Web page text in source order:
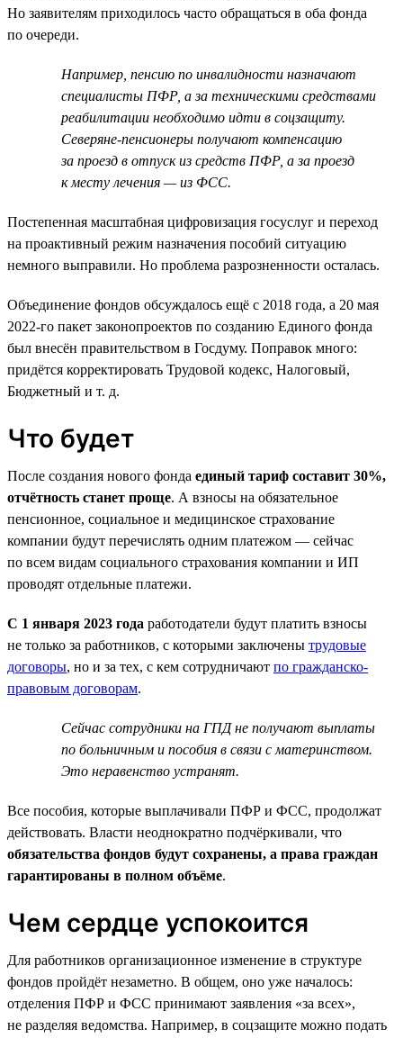
Но заявителям приходилось часто обращаться в оба фонда
по очереди.
Например, пенсию по инвалидности назначают
специалисты ПФР, а за техническими средствами
реабилитации необходимо идти в соцзащиту.
Северяне-пенсионеры получают компенсацию
за проезд в отпуск из средств ПФР, а за проезд
к месту лечения — из ФСС.
Постепенная масштабная цифровизация госуслуг и переход
на проактивный режим назначения пособий ситуацию
немного выправили. Но проблема разрозненности осталась.
Объединение фондов обсуждалось ещё с 2018 года, а 20 мая
2022-го пакет законопроектов по созданию Единого фонда
был внесён правительством в Госдуму. Поправок много:
придётся корректировать Трудовой кодекс, Налоговый,
Бюджетный и т. д.
Что будет
После создания нового фонда единый тариф составит 30%,
отчётность станет проще. А взносы на обязательное
пенсионное, социальное и медицинское страхование
компании будут перечислять одним платежом — сейчас
по всем видам социального страхования компании и ИП
проводят отдельные платежи.
С 1 января 2023 года работодатели будут платить взносы
не только за работников, с которыми заключены трудовые
договоры, но и за тех, с кем сотрудничают по гражданско-
правовым договорам.
Сейчас сотрудники на ГПД не получают выплаты
по больничным и пособия в связи с материнством.
Это неравенство устранят.
Все пособия, которые выплачивали ПФР и ФСС, продолжат
действовать. Власти неоднократно подчёркивали, что
обязательства фондов будут сохранены, а права граждан
гарантированы в полном объёме.
Чем сердце успокоится
Для работников организационное изменение в структуре
фондов пройдёт незаметно. В общем, оно уже началось:
отделения ПФР и ФСС принимают заявления «за всех»,
не разделяя ведомства. Например, в соцзащите можно подать